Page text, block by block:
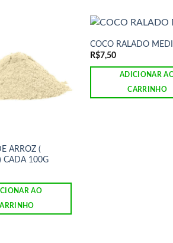
ARROZ (
CADA 100G
AO
COCO RALADO
R$7,50
ADICIONAR
CARRINHO